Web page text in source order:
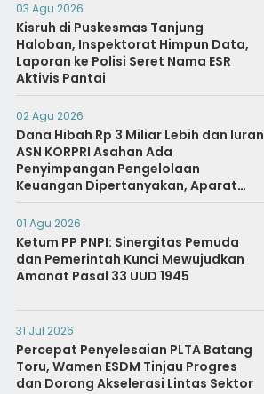
03 Agu 2026
Kisruh di Puskesmas Tanjung
Haloban, Inspektorat Himpun Data,
Laporan ke Polisi Seret Nama ESR
Aktivis Pantai
02 Agu 2026
Dana Hibah Rp 3 Miliar Lebih dan Iuran
ASN KORPRI Asahan Ada
Penyimpangan Pengelolaan
Keuangan Dipertanyakan, Aparat
Diminta Segera Usut
01 Agu 2026
Ketum PP PNPI: Sinergitas Pemuda
dan Pemerintah Kunci Mewujudkan
Amanat Pasal 33 UUD 1945
31 Jul 2026
Percepat Penyelesaian PLTA Batang
Toru, Wamen ESDM Tinjau Progres
dan Dorong Akselerasi Lintas Sektor